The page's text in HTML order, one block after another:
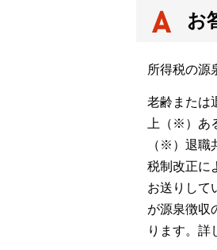
お
所得税の源
老齢または
上（※）あ
（※）退職
税制改正に
お送りして
が源泉徴収
ります。詳